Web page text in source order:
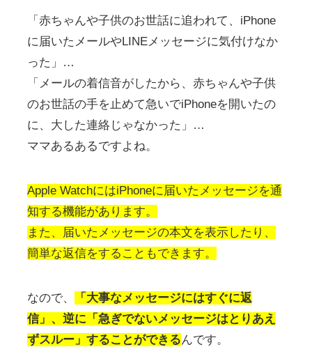
「赤ちゃんや子供のお世話に追われて、iPhone
に届いたメールやLINEメッセージに気付けなか
った」…
「メールの着信音がしたから、赤ちゃんや子供
のお世話の手を止めて急いでiPhoneを開いたの
に、大した連絡じゃなかった」…
ママあるあるですよね。
Apple WatchにはiPhoneに届いたメッセージを通
知する機能があります。
また、届いたメッセージの本文を表示したり、
簡単な返信をすることもできます。
なので、
「大事なメッセージにはすぐに返
信」、逆に「急ぎでないメッセージはとりあえ
ずスルー」することができるんです。